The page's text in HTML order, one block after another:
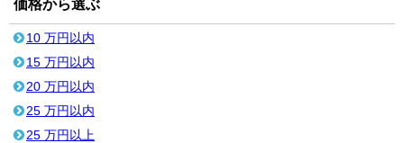
価格から選ぶ
10 万円以内
15 万円以内
20 万円以内
25 万円以内
25 万円以上